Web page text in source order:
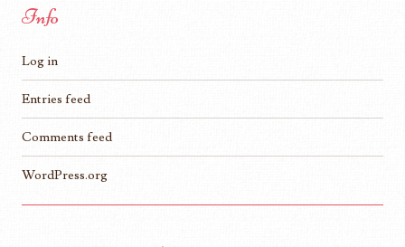
Info
Log in
Entries feed
Comments feed
WordPress.org